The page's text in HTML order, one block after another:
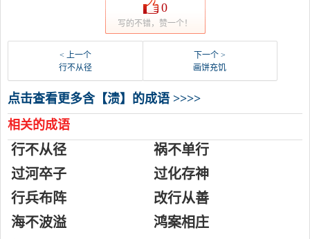
0
写的不错，赞一个！
< 上一个
行不从径
下一个 >
画饼充饥
点击查看更多含【溃】的成语 >>>>
相关的成语
行不从径
祸不单行
过河卒子
过化存神
行兵布阵
改行从善
海不波溢
鸿案相庄